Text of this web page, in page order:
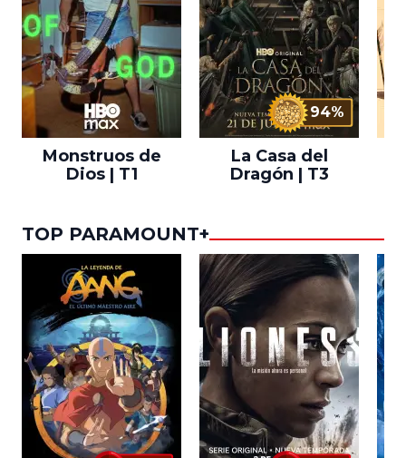
Monstruos de
Dios | T1
94%
La Casa del
Dragón | T3
TOP PARAMOUNT+